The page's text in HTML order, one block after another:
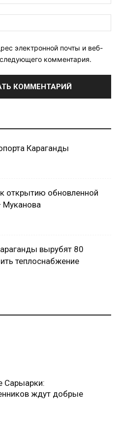
электронной почты и веб-
комментария.
Караганды
открытию обновленной
Муканова
вырубят 80
теплоснабжение
Сарыарки:
ждут добрые